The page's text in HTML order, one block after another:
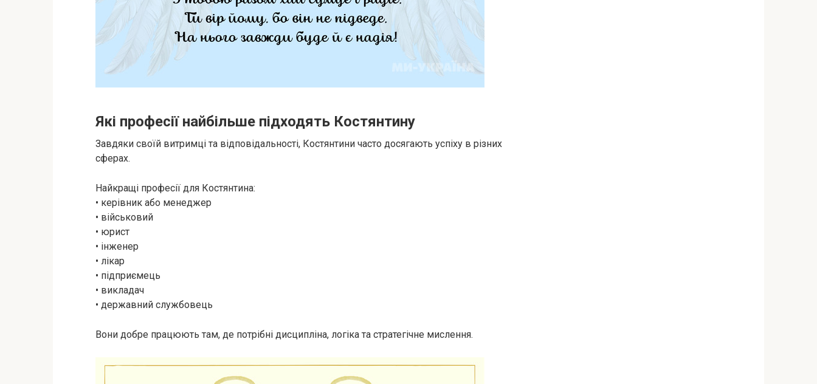
Які професії найбільше підходять Костянтину
Завдяки своїй витримці та відповідальності, Костянтини часто досягають успіху в різних
сферах.
Найкращі професії для Костянтина:
• керівник або менеджер
• військовий
• юрист
• інженер
• лікар
• підприємець
• викладач
• державний службовець
Вони добре працюють там, де потрібні дисципліна, логіка та стратегічне мислення.